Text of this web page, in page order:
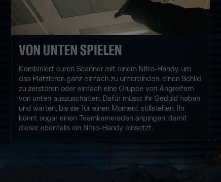
VON UNTEN SPIELEN
Kombiniert euren Scanner mit einem Nitro-Handy, um
das Platzieren ganz einfach zu unterbinden, einen Schild
zu zerstören oder einfach eine Gruppe von Angreifern
von unten auszuschalten. Dafür müsst ihr Geduld haben
und warten, bis sie für einen Moment stillstehen. Ihr
könnt sogar einen Teamkameraden anpingen, damit
dieser ebenfalls ein Nitro-Handy einsetzt.